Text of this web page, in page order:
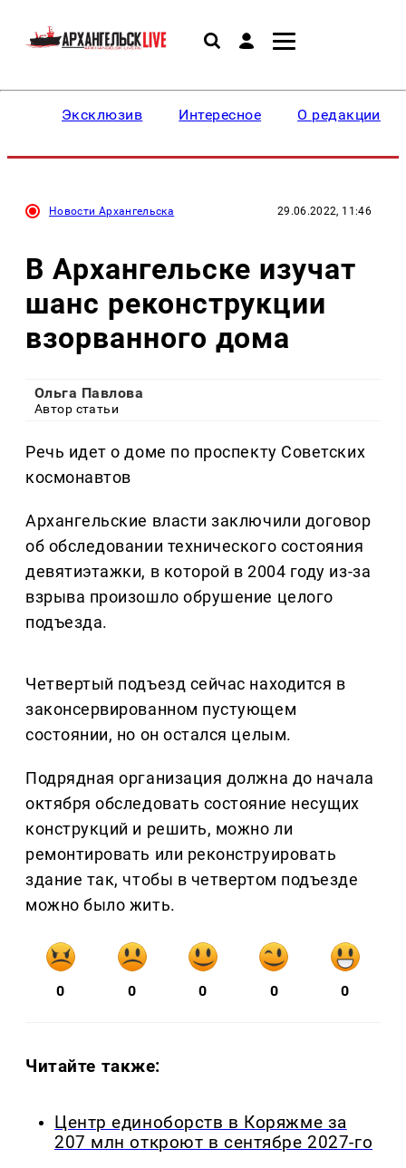
Эксклюзив Интересное О редакции
Новости Архангельска 29.06.2022, 11:46
В Архангельске изучат
шанс реконструкции
взорванного дома
Ольга Павлова
Автор статьи
Речь идет о доме по проспекту Советских
космонавтов
Архангельские власти заключили договор
об обследовании технического состояния
девятиэтажки, в которой в 2004 году из-за
взрыва произошло обрушение целого
подъезда.
Четвертый подъезд сейчас находится в
законсервированном пустующем
состоянии, но он остался целым.
Подрядная организация должна до начала
октября обследовать состояние несущих
конструкций и решить, можно ли
ремонтировать или реконструировать
здание так, чтобы в четвертом подъезде
можно было жить.
0 0 0 0 0
Читайте также:
Центр единоборств в Коряжме за
207 млн откроют в сентябре 2027-го